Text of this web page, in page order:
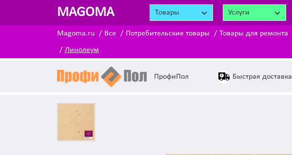
MAGOMA Товары Услуги
Magoma.ru Все Потребительские товары Товары для ремонта
Линолеум
ПрофиПол Быстрая доставка